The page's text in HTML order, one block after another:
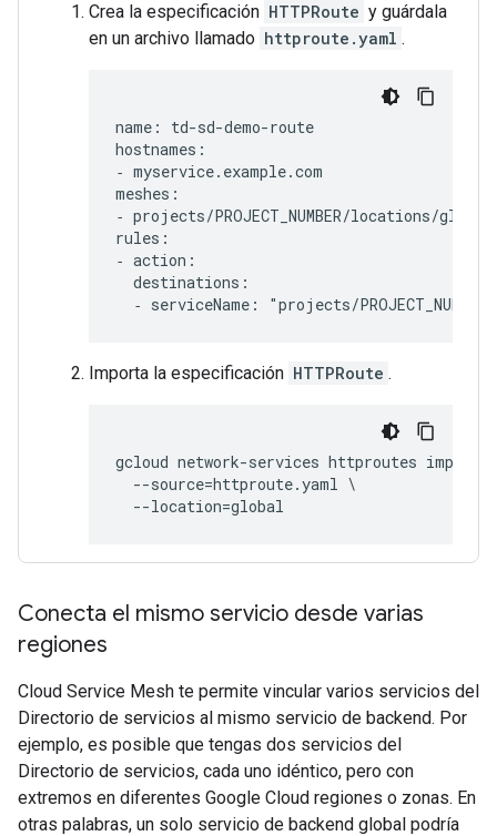
Crea la especificación HTTPRoute y guárdala
en un archivo llamado httproute.yaml .
name: td-sd-demo-route
hostnames:
‐ myservice.example.com
meshes:
‐ projects/PROJECT_NUMBER/locations/
rules:
‐ action:
  destinations:
Importa la especificación HTTPRoute .
gcloud network-services httproutes import
  --source=httproute.yaml \
Conecta el mismo servicio desde varias
regiones
Cloud Service Mesh te permite vincular varios servicios del
Directorio de servicios al mismo servicio de backend. Por
ejemplo, es posible que tengas dos servicios del
Directorio de servicios, cada uno idéntico, pero con
extremos en diferentes Google Cloud regiones o zonas. En
otras palabras, un solo servicio de backend global podría